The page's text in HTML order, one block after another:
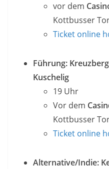
vor dem
Kottbusser
Ticket online
Führung:
Kuschelig
19 Uhr
Vor dem
Kottbusser
Ticket online
Alternative/Indie: